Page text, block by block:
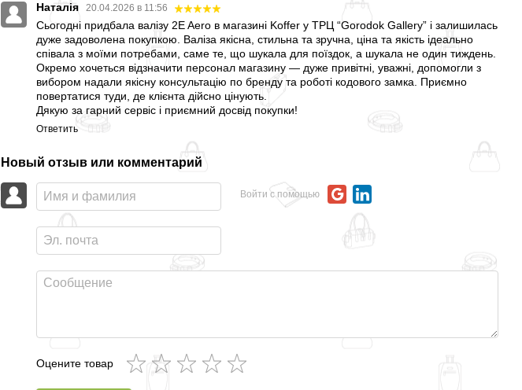
Наталія 20.04.2026 в 11:56
Сьогодні придбала валізу 2E Aero в магазині Koffer у ТРЦ “Gorodok Gallery” і залишилась
дуже задоволена покупкою. Валіза якісна, стильна та зручна, ціна та якість ідеально
співала з моїми потребами, саме те, що шукала для поїздок, а шукала не один тиждень.
Окремо хочеться відзначити персонал магазину — дуже привітні, уважні, допомогли з
вибором надали якісну консультацію по бренду та роботі кодового замка. Приємно
повертатися туди, де клієнта дійсно цінують.
Дякую за гарний сервіс і приємний досвід покупки!
Ответить
Новый отзыв или комментарий
Войти с помощью
Оцените товар